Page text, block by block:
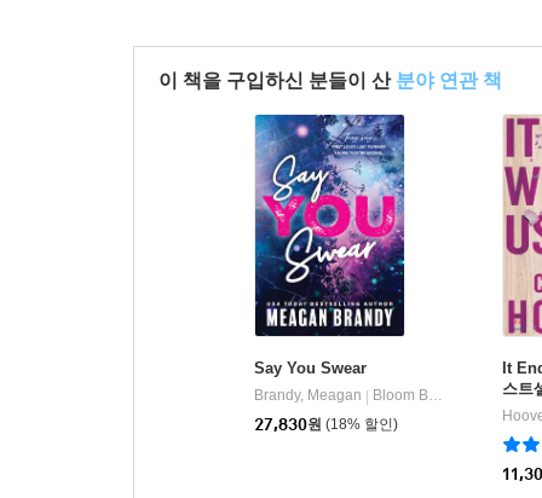
이 책을 구입하신 분들이 산 분야 연관 책
Say You Swear
Brandy, Meagan
Bloom Books
27,830원 (18% 할인)
It
스트
영문